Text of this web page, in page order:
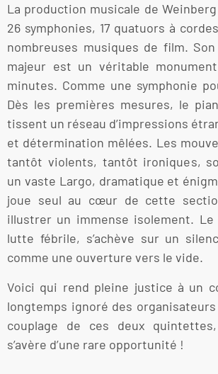
La production musicale de
26 symphonies, 17 quatuors à
nombreuses musiques de film.
majeur est un véritable
minutes. Comme une symphonie
Dès les premières mesures, le
tissent un réseau d’impressions
et détermination mêlées. Les
tantôt violents, tantôt ironiques,
un vaste Largo, dramatique et
joue seul au cœur de cette
illustrer un immense isolement. Le
lutte fébrile, s’achève sur un
comme une ouverture vers le vide.
Voici qui rend pleine justice à un
longtemps ignoré des
couplage de ces deux
s’avère d’une rare opportunité !